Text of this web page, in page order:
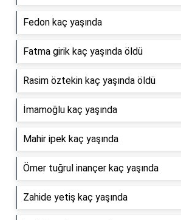
Fedon kaç yaşında
Fatma girik kaç yaşında öldü
Rasim öztekin kaç yaşında öldü
İmamoğlu kaç yaşında
Mahir ipek kaç yaşında
Ömer tuğrul inançer kaç yaşında
Zahide yetiş kaç yaşında